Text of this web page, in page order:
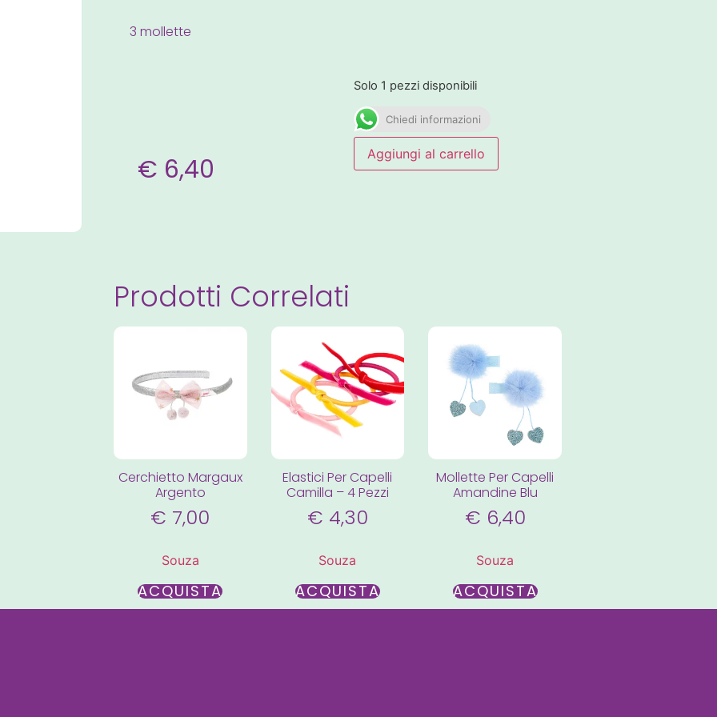
3 mollette
€ 6,40
Solo 1 pezzi disponibili
Chiedi informazioni
Aggiungi al carrello
Prodotti Correlati
Cerchietto Margaux
Argento
€ 7,00
Souza
ACQUISTA
Elastici Per Capelli
Camilla – 4 Pezzi
€ 4,30
Souza
ACQUISTA
Mollette Per Capelli
Amandine Blu
€ 6,40
Souza
ACQUISTA